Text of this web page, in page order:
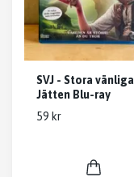
SVJ - Stora vänliga
Jätten Blu-ray
59 kr